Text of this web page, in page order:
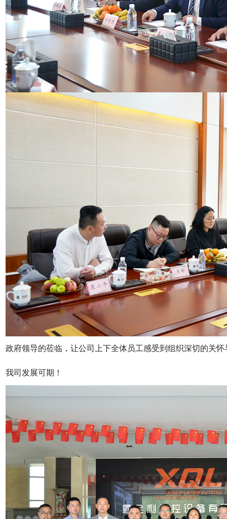
政府领导的莅临，让公司上下全体员工感受到组织深切的关怀
我司发展可期！